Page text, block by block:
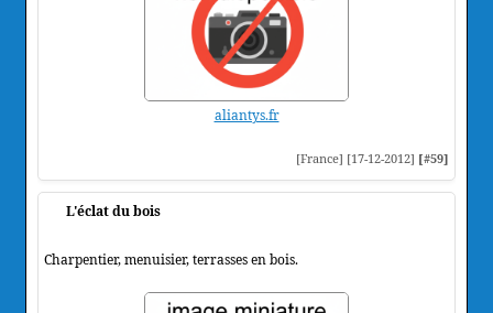
aliantys.fr
[France] [17-12-2012] [#59]
L'éclat du bois
Charpentier, menuisier, terrasses en bois.